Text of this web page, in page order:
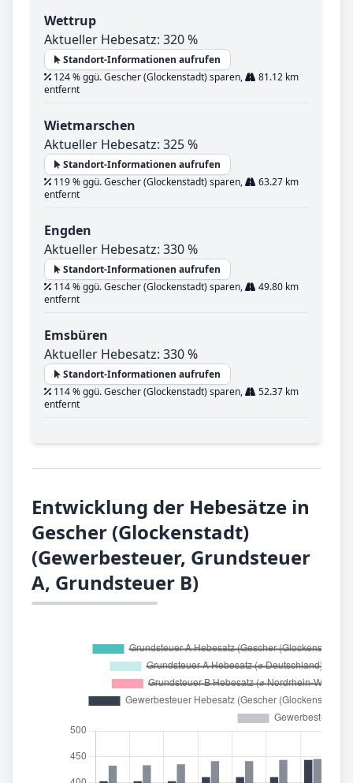
Wettrup
Aktueller Hebesatz: 320 %
Standort-Informationen aufrufen
124 % ggü. Gescher (Glockenstadt) sparen,
81.12 km
entfernt
Wietmarschen
Aktueller Hebesatz: 325 %
Standort-Informationen aufrufen
119 % ggü. Gescher (Glockenstadt) sparen,
63.27 km
entfernt
Engden
Aktueller Hebesatz: 330 %
Standort-Informationen aufrufen
114 % ggü. Gescher (Glockenstadt) sparen,
49.80 km
entfernt
Emsbüren
Aktueller Hebesatz: 330 %
Standort-Informationen aufrufen
114 % ggü. Gescher (Glockenstadt) sparen,
52.37 km
entfernt
Entwicklung der Hebesätze in
Gescher (Glockenstadt)
(Gewerbesteuer, Grundsteuer
A, Grundsteuer B)